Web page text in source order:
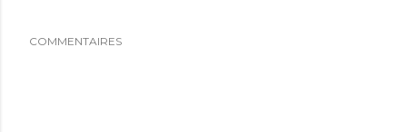
COMMENTAIRES